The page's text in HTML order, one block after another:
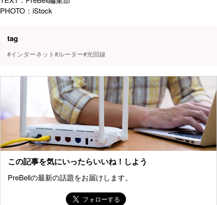
PHOTO：iStock
tag
#インターネット#ルーター#光回線
この記事を気にいったらいいね！しよう
PreBellの最新の話題をお届けします。